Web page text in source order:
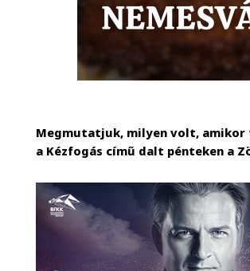
Megmutatjuk, milyen volt, amikor
a Kézfogás című dalt pénteken a